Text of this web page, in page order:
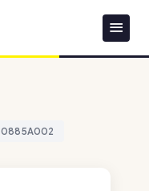
0885A002